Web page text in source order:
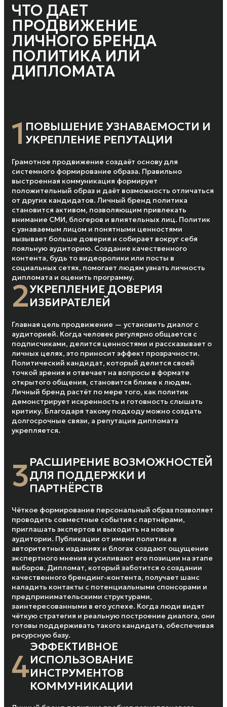
ЧТО ДАЕТ
ПРОДВИЖЕНИЕ
ЛИЧНОГО БРЕНДА
ПОЛИТИКА ИЛИ
ДИПЛОМАТА
1 ПОВЫШЕНИЕ УЗНАВАЕМОСТИ И
УКРЕПЛЕНИЕ РЕПУТАЦИИ
Грамотное продвижение создаёт основу для
системного формирование образа. Правильно
выстроенная коммуникация формирует
положительный образ и даёт возможность отличаться
от других кандидатов. Личный бренд политика
становится активом, позволяющим привлекать
внимание СМИ, блогеров и влиятельных лиц. Политик
с узнаваемым лицом и понятными ценностями
вызывает больше доверия и собирает вокруг себя
лояльную аудиторию. Создание качественного
контента, будь то видеоролики или посты в
социальных сетях, помогает людям узнать личность
дипломата и оценить программу.
2УКРЕПЛЕНИЕ ДОВЕРИЯ
ИЗБИРАТЕЛЕЙ
Главная цель продвижение — установить диалог с
аудиторией. Когда человек регулярно общается с
подписчиками, делится ценностями и рассказывает о
личных целях, это приносит эффект прозрачности.
Политический кандидат, который делится своей
точкой зрения и отвечает на вопросы в формате
открытого общения, становится ближе к людям.
Личный бренд растёт по мере того, как политик
демонстрирует искренность и готовность слышать
критику. Благодаря такому подходу можно создать
долгосрочные связи, а репутация дипломата
укрепляется.
3РАСШИРЕНИЕ ВОЗМОЖНОСТЕЙ
ДЛЯ ПОДДЕРЖКИ И
ПАРТНЁРСТВ
Чёткое формирование персональный образ позволяет
проводить совместные события с партнёрами,
приглашать экспертов и выходить на новые
аудитории. Публикации от имени политика в
авторитетных изданиях и блогах создают ощущение
экспертного мнения и усиливают его позиции на этапе
выборов. Дипломат, который заботится о создании
качественного брендинг-контента, получает шанс
наладить контакты с потенциальными спонсорами и
предпринимательскими структурами,
заинтересованными в его успехе. Когда люди видят
чёткую стратегия и реальную построение диалога, они
готовы поддерживать такого кандидата, обеспечивая
ресурсную базу.
4
ЭФФЕКТИВНОЕ
ИСПОЛЬЗОВАНИЕ
ИНСТРУМЕНТОВ
КОММУНИКАЦИИ